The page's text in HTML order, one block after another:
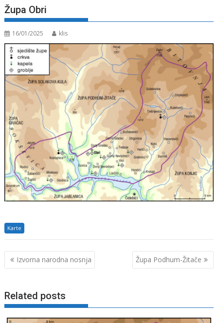
Župa Obri
16/01/2025 klis
Karte
Navigacija
objava
Izvorna narodna nosnja Župa Podhum-Žitače
Related posts